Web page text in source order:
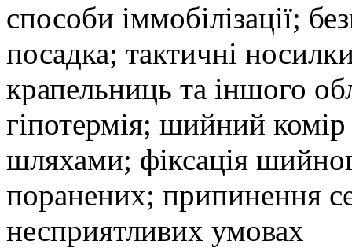
способи іммобілізації;
посадка; тактичні
крапельниць та іншого
гіпотермія; шийний
шляхами; фіксація
поранених; припинення
несприятливих умовах